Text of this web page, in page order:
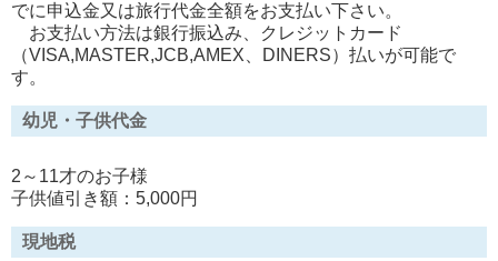
でに申込金又は旅行代金全額をお支払い下さい。
お支払い方法は銀行振込み、クレジットカード
（VISA,MASTER,JCB,AMEX、DINERS）払いが可能で
す。
幼児・子供代金
2～11才のお子様
子供値引き額：5,000円
現地税